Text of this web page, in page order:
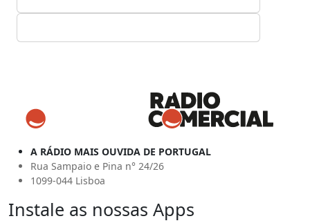
A RÁDIO MAIS OUVIDA DE PORTUGAL
Rua Sampaio e Pina n° 24/26
1099-044 Lisboa
Instale as nossas Apps